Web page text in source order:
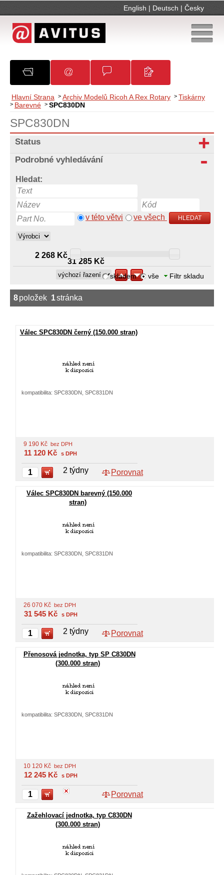
Hlavní Strana > Archiv Modelů Ricoh A Rex Rotary > Tiskárny
> Barevné > SPC830DN
SPC830DN
Status
Podrobné vyhledávání
Hledat:
v této větvi ve všech HLEDAT
2 268 Kč
31 285 Kč
Filtr skladu
skladem vše
8položek 1stránka
Válec SPC830DN černý (150.000 stran)
kompatibilita: SPC830DN, SPC831DN
9 190 Kč bez DPH
11 120 Kč s DPH
Porovnat
2 týdny
Válec SPC830DN barevný (150.000
stran)
kompatibilita: SPC830DN, SPC831DN
26 070 Kč bez DPH
31 545 Kč s DPH
Porovnat
2 týdny
Přenosová jednotka, typ SP C830DN
(300.000 stran)
kompatibilita: SPC830DN, SPC831DN
10 120 Kč bez DPH
12 245 Kč s DPH
Porovnat
Zažehlovací jednotka, typ C830DN
(300.000 stran)
English | Deutsch | Česky